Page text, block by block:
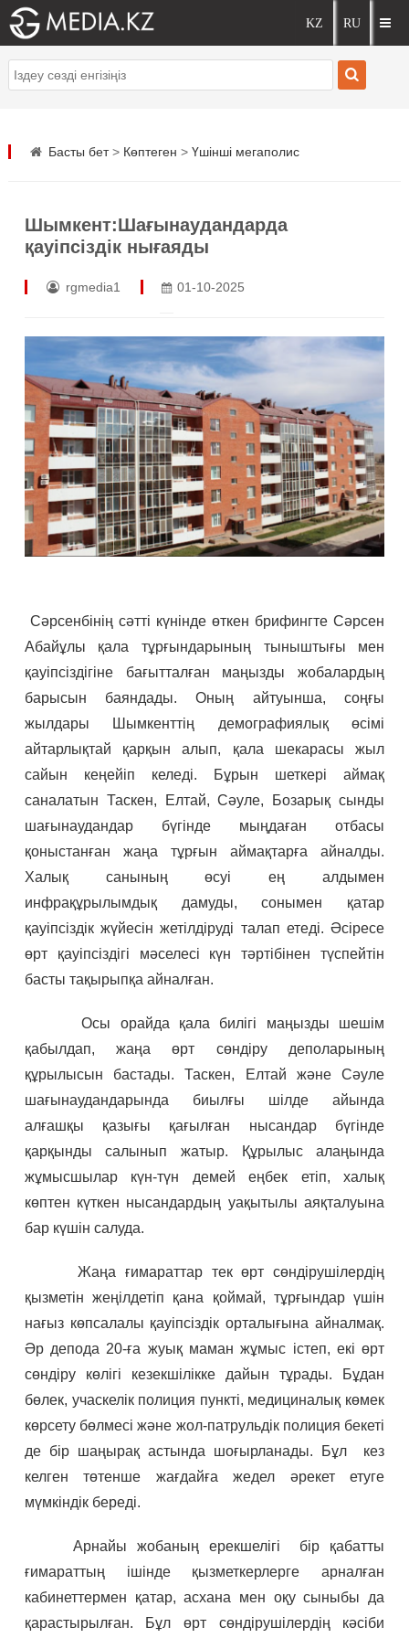
Басты бет> Көптеген > Үшінші мегаполис
Шымкент:Шағынаудандарда
қауіпсіздік нығаяды
rgmedia1 01-10-2025
Сәрсенбінің сәтті күнінде өткен брифингте Сәрсен
Абайұлы қала тұрғындарының тыныштығы мен
қауіпсіздігіне бағытталған маңызды жобалардың
барысын баяндады. Оның айтуынша, соңғы
жылдары Шымкенттің демографиялық өсімі
айтарлықтай қарқын алып, қала шекарасы жыл
сайын кеңейіп келеді. Бұрын шеткері аймақ
саналатын Таскен, Елтай, Сәуле, Бозарық сынды
шағынаудандар бүгінде мыңдаған отбасы
қоныстанған жаңа тұрғын аймақтарға айналды.
Халық санының өсуі ең алдымен
инфрақұрылымдық дамуды, сонымен қатар
қауіпсіздік жүйесін жетілдіруді талап етеді. Әсіресе
өрт қауіпсіздігі мәселесі күн тәртібінен түспейтін
басты тақырыпқа айналған.
Осы орайда қала билігі маңызды шешім
қабылдап, жаңа өрт сөндіру деполарының
құрылысын бастады. Таскен, Елтай және Сәуле
шағынаудандарында биылғы шілде айында
алғашқы қазығы қағылған нысандар бүгінде
қарқынды салынып жатыр. Құрылыс алаңында
жұмысшылар күн-түн демей еңбек етіп, халық
көптен күткен нысандардың уақытылы аяқталуына
бар күшін салуда.
Жаңа ғимараттар тек өрт сөндірушілердің
қызметін жеңілдетіп қана қоймай, тұрғындар үшін
нағыз көпсалалы қауіпсіздік орталығына айналмақ.
Әр депода 20-ға жуық маман жұмыс істеп, екі өрт
сөндіру көлігі кезекшілікке дайын тұрады. Бұдан
бөлек, учаскелік полиция пункті, медициналық көмек
көрсету бөлмесі және жол-патрульдік полиция бекеті
де бір шаңырақ астында шоғырланады. Бұл кез
келген төтенше жағдайға жедел әрекет етуге
мүмкіндік береді.
Арнайы жобаның ерекшелігі бір қабатты
ғимараттың ішінде қызметкерлерге арналған
кабинеттермен қатар, асхана мен оқу сыныбы да
қарастырылған. Бұл өрт сөндірушілердің кәсіби